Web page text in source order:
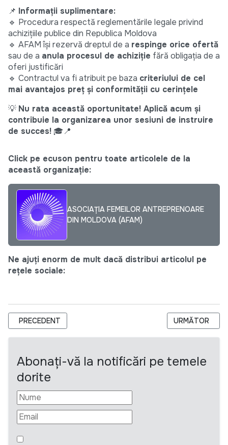
📌 Informații suplimentare:
🔹 Procedura respectă reglementările legale privind
achizițiile publice din Republica Moldova
🔹 AFAM își rezervă dreptul de a respinge orice ofertă
sau de a anula procesul de achiziție fără obligația de a
oferi justificări
🔹 Contractul va fi atribuit pe baza criteriului de cel
mai avantajos preț și conformității cu cerințele
💡 Nu rata această oportunitate! Aplică acum și
contribuie la organizarea unor sesiuni de instruire
de succes!🎓📍
Click pe ecuson pentru toate articolele de la
această organizație:
ASOCIAȚIA FEMEILOR ANTREPRENOARE
DIN MOLDOVA (AFAM)
Ne ajuți enorm de mult dacă distribui articolul pe
rețele sociale:
ARTICOL PRECEDENT: ANUNȚ DE LANSARE A LICITAȚIEI
PRECEDENT ARTICOLUL
URMĂTOR
Abonați-vă la notificări pe temele
dorite